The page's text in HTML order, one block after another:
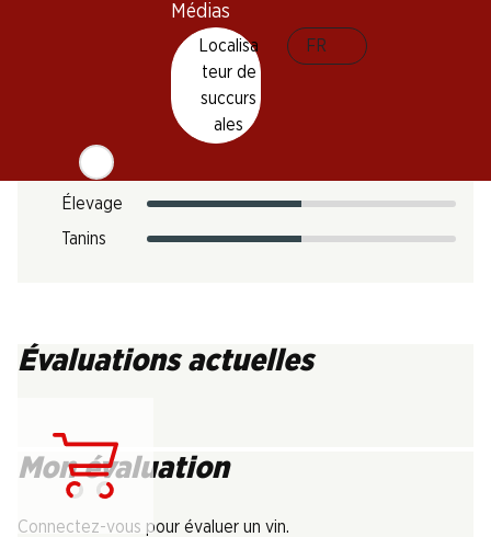
Médias
Localisa
teur de
succurs
ales
FR
Intensité
Élevage
Tanins
Évaluations actuelles
Mon évaluation
Connectez-vous pour évaluer un vin.